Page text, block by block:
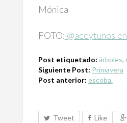
Mónica
FOTO: @aceytunos
Post etiquetado: árboles,
Siguiente Post: Primavera
Post anterior: escoba.
Tweet Like